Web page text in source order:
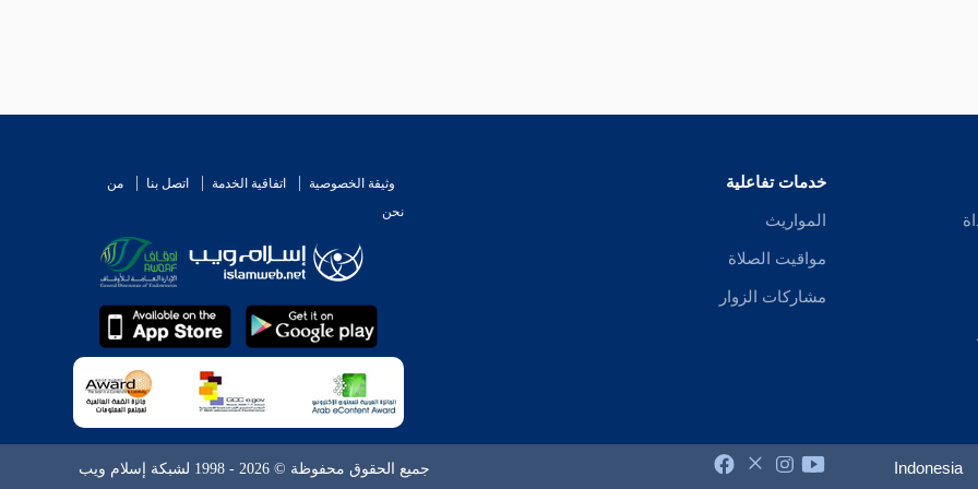
خدمات تفاعلية
المواريث
مواقيت الصلاة
مشاركات الزوار
وثيقة الخصوصية اتفاقية الخدمة اتصل بنا
من
نحن
Indonesia جميع الحقوق محفوظة © 2026 - 1998 لشبكة إسلام ويب